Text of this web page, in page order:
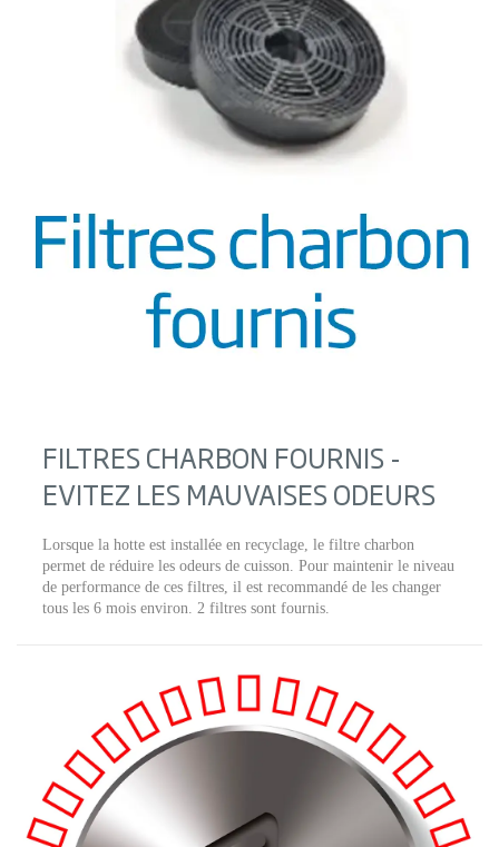
FILTRES CHARBON FOURNIS -
EVITEZ LES MAUVAISES ODEURS
Lorsque la hotte est installée en recyclage, le filtre charbon
permet de réduire les odeurs de cuisson. Pour maintenir le niveau
de performance de ces filtres, il est recommandé de les changer
tous les 6 mois environ. 2 filtres sont fournis.